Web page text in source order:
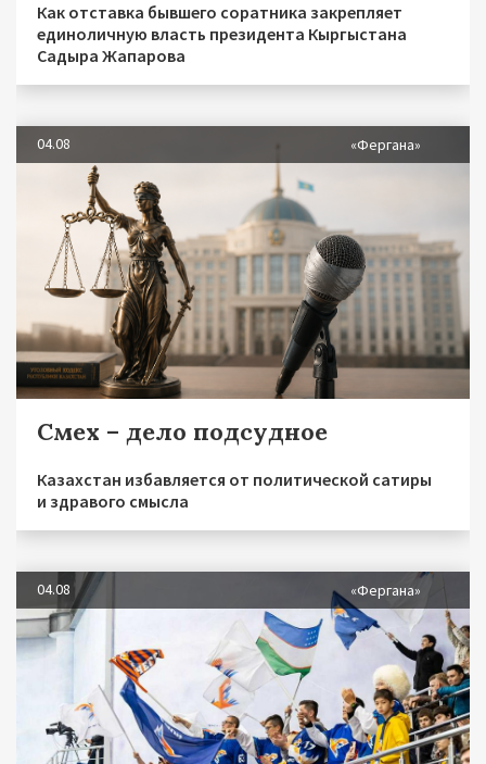
Как отставка бывшего соратника закрепляет
единоличную власть президента Кыргыстана
Садыра Жапарова
04.08 «Фергана»
Смех – дело подсудное
Казахстан избавляется от политической сатиры
и здравого смысла
04.08 «Фергана»